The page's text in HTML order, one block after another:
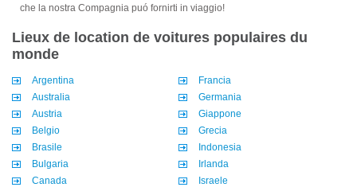
che la nostra Compagnia puó fornirti in viaggio!
Lieux de location de voitures populaires du
monde
Argentina
Australia
Austria
Belgio
Brasile
Bulgaria
Canada
Francia
Germania
Giappone
Grecia
Indonesia
Irlanda
Israele